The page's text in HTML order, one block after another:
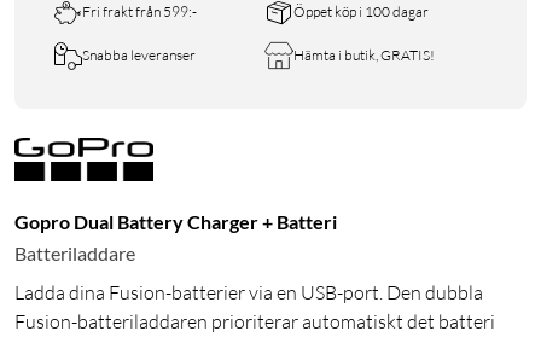
Fri frakt från 599:- Öppet köp i 100 dagar
Snabba leveranser Hämta i butik, GRATIS!
Gopro Dual Battery Charger + Batteri
Batteriladdare
Ladda dina Fusion-batterier via en USB-port. Den dubbla
Fusion-batteriladdaren prioriterar automatiskt det batteri